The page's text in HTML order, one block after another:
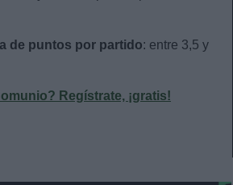
de puntos por partido: entre 3,5 y
Regístrate, ¡gratis!